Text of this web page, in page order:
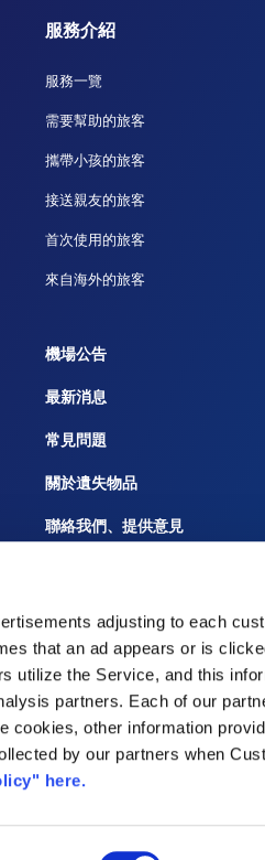
adjusting to each
that an ad appears or is
utilize the Service, and this
partners. Each of our
cookies, other information
by our partners when
here.
服務介紹
服務一覽
需要幫助的旅客
攜帶小孩的旅客
接送親友的旅客
首次使用的旅客
來自海外的旅客
機場公告
最新消息
常見問題
關於遺失物品
聯絡我們、提供意見
重要公告及規定
災難響應
式會社
© 2007